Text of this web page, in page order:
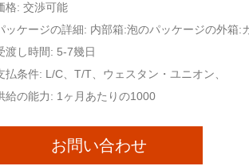
格: 交渉可能
ッケージの詳細: 内部箱:泡のパッケージの外箱:
渡し時間: 5-7幾日
払条件: L/C、T/T、ウェスタン・ユニオン、
給の能力: 1ヶ月あたりの1000
お問い合わせ